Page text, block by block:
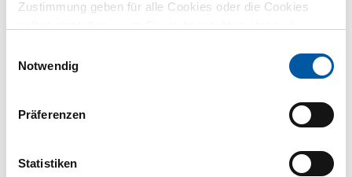
Zustimmung geben für alle Cookies oder die Cookies
Informationen zu den von uns gespeicherten Cookies und
den Parteien mit denen wir zusammenarbeiten, finden
hier
unsere Richtlinien an.
Notwendig
Präferenzen
Statistiken
Artikelnummer
HE-B Träger 1.4301/1.4307 100 HL 6 mtr lasergeschweißt
Stück pro KG